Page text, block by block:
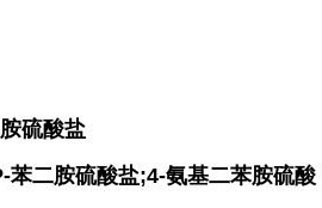
硫酸盐
苯二胺硫酸盐;4-氨基二苯胺硫酸